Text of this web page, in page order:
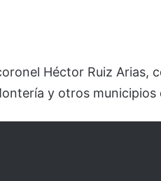
Héctor Ruiz Arias,
y otros municipios